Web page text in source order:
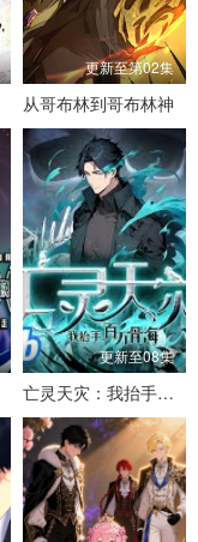
更新至第02集
从哥布林到哥布林神
更新至08集
亡灵天灾：我抬手百万骨海